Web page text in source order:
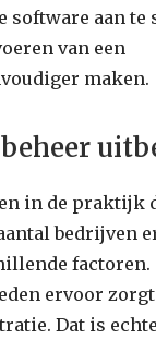
aan te
van een
maken.
in de praktijk
bedrijven
factoren.
ervoor
Dat is